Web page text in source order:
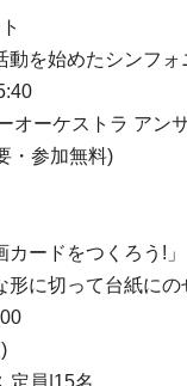
を始めたシンフ
オーケストラ アン
・参加無料)
カードをつくろう!
形に切って台紙に
定員|15名